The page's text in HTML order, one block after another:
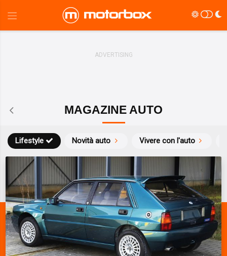
MAGAZINE AUTO
Novità auto Vivere con l'auto
Lifestyle